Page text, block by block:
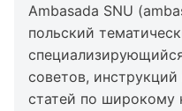
Ambasada SNU
польский
советов,
статей по широкому